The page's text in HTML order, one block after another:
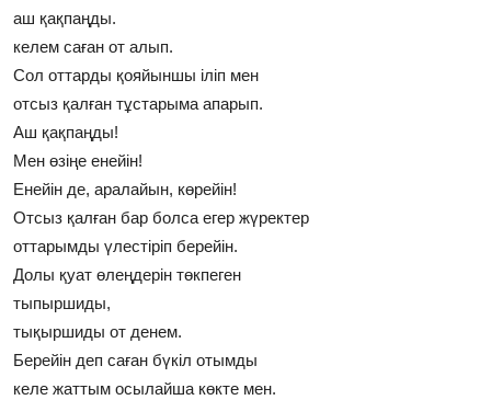
аш қақпаңды.
келем саған от алып.
Сол оттарды қояйыншы iлiп мен
отсыз қалған тұстарыма апарып.
Аш қақпаңды!
Мен өзiңе енейiн!
Енейiн де, аралайын, көрейiн!
Отсыз қалған бар болса егер жүректер
оттарымды үлестiрiп берейiн.
Долы қуат өлеңдерiн төкпеген
тыпыршиды,
тықыршиды от денем.
Берейiн деп саған бүкiл отымды
келе жаттым осылайша көкте мен.